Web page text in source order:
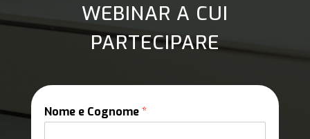
WEBINAR A CUI
PARTECIPARE
Nome e Cognome*